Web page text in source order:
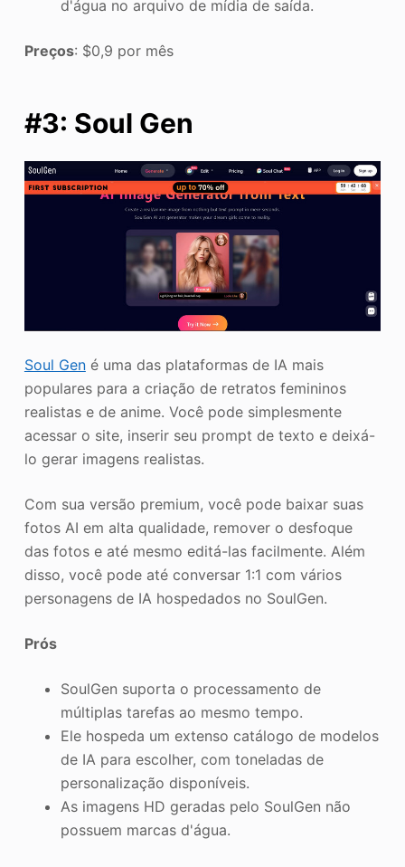
d'água no arquivo de mídia de saída.
Preços: $0,9 por mês
#3: Soul Gen
Soul Gené uma das plataformas de IA mais
populares para a criação de retratos femininos
realistas e de anime. Você pode simplesmente
acessar o site, inserir seu prompt de texto e deixá-
lo gerar imagens realistas.
Com sua versão premium, você pode baixar suas
fotos AI em alta qualidade, remover o desfoque
das fotos e até mesmo editá-las facilmente. Além
disso, você pode até conversar 1:1 com vários
personagens de IA hospedados no SoulGen.
Prós
SoulGen suporta o processamento de
múltiplas tarefas ao mesmo tempo.
Ele hospeda um extenso catálogo de modelos
de IA para escolher, com toneladas de
personalização disponíveis.
As imagens HD geradas pelo SoulGen não
possuem marcas d'água.